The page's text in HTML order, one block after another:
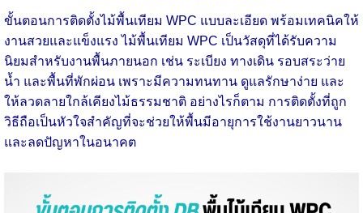
ขั้นตอนการติดตั้งไม้พื้นเทียม WPC แบบละเอียด พร้อมเทคนิคให้
งานสวยและแข็งแรง ไม้พื้นเทียม WPC เป็นวัสดุที่ได้รับความ
นิยมสำหรับงานพื้นภายนอก เช่น ระเบียง ทางเดิน รอบสระว่าย
น้ำ และพื้นที่พักผ่อน เพราะมีความทนทาน ดูแลรักษาง่าย และ
ให้ลวดลายใกล้เคียงไม้ธรรมชาติ อย่างไรก็ตาม การติดตั้งที่ถูก
วิธีถือเป็นหัวใจสำคัญที่จะช่วยให้พื้นมีอายุการใช้งานยาวนาน
และลดปัญหาในอนาคต